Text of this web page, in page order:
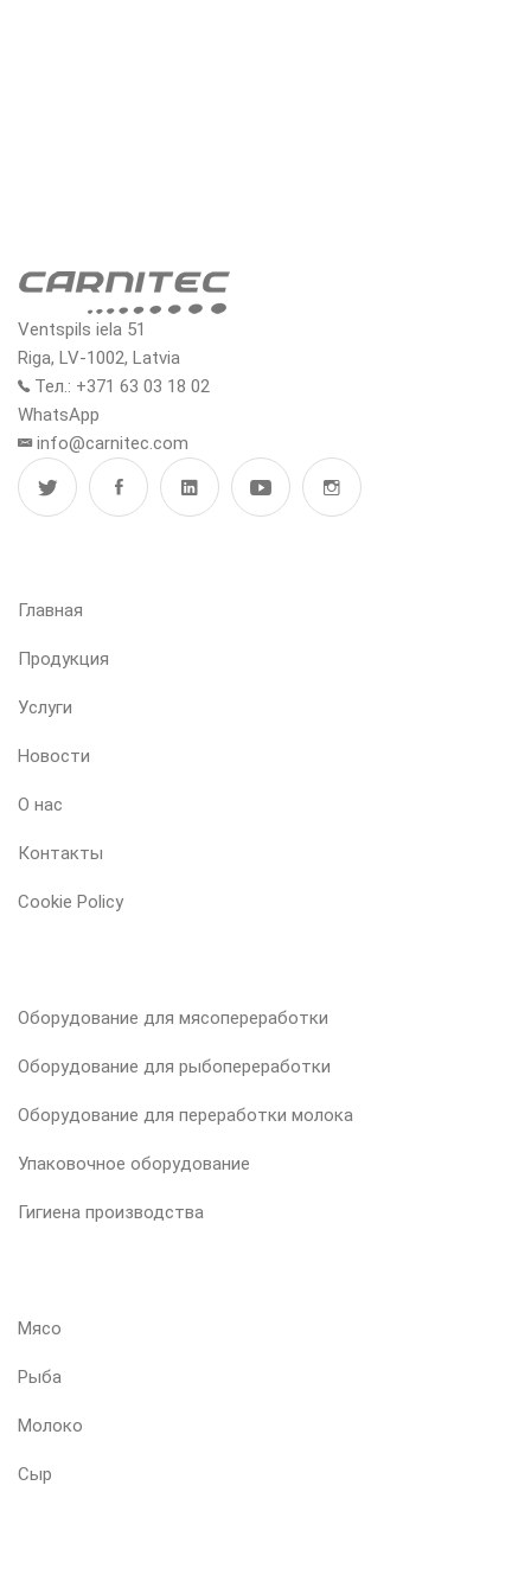
Ventspils iela 51
Riga, LV-1002, Latvia
Тел.: +371 63 03 18 02
WhatsApp
info@carnitec.com
Главная
Продукция
Услуги
Новости
О нас
Контакты
Cookie Policy
Оборудование для мясопереработки
Оборудование для рыбопереработки
Оборудование для переработки молока
Упаковочное оборудование
Гигиена производства
Мясо
Рыба
Молоко
Сыр